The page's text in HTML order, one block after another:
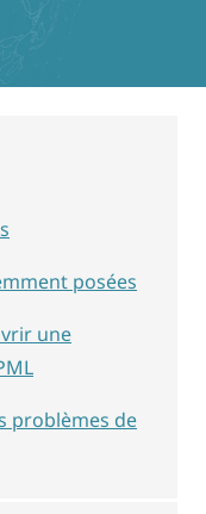
posées
une
problèmes de